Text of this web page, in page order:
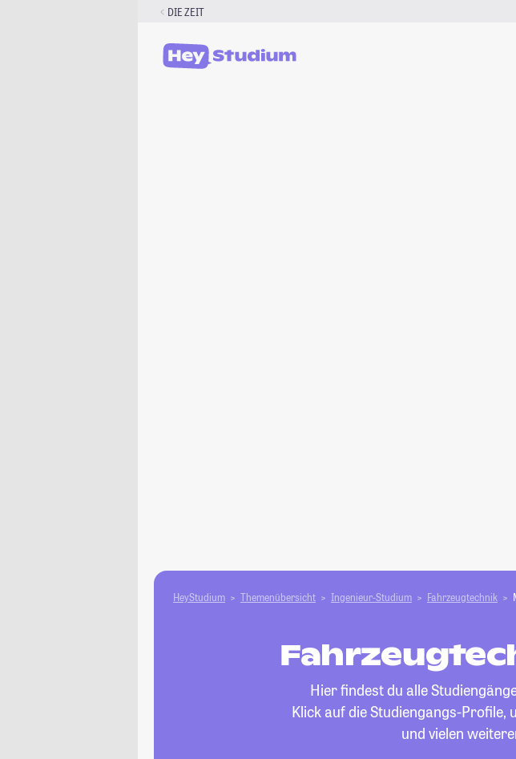
DIE ZEIT
HeyStudium Themenübersicht Ingenieur-Studium Fahrzeugtechnik
Hier findest du alle
Klick auf die Studiengangs-Profile,
und vielen